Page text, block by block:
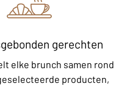
gerechten
elke brunch samen rond
producten,